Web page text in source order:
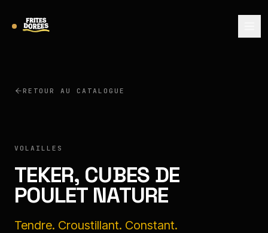
RETOUR AU CATALOGUE
VOLAILLES
TEKER, CUBES DE
POULET NATURE
Tendre. Croustillant. Constant.